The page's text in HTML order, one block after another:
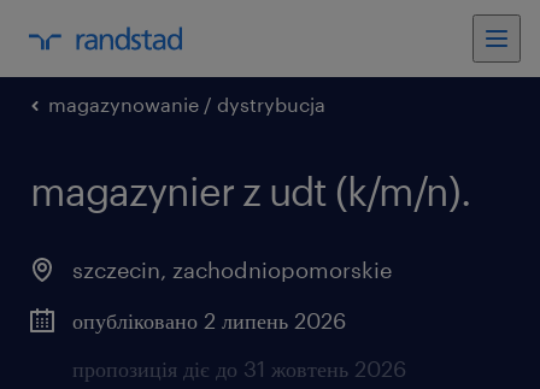
magazynowanie / dystrybucja
magazynier z udt (k/m/n).
szczecin, zachodniopomorskie
опубліковано 2 липень 2026
пропозиція діє до 31 жовтень 2026